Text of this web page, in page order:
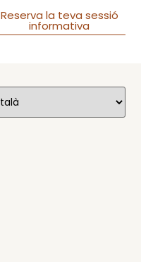
Reserva la teva sessió
informativa